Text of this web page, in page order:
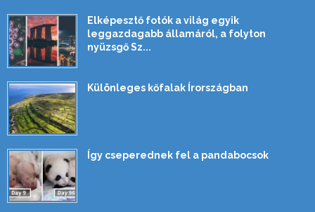
Elképesztő fotók a világ egyik
leggazdagabb államáról, a folyton
nyüzsgő Sz...
Különleges kőfalak Írországban
Így cseperednek fel a pandabocsok